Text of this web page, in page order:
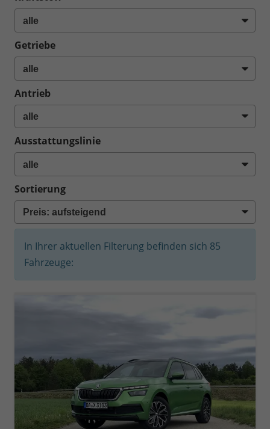
Getriebe
Antrieb
Ausstattungslinie
Sortierung
In Ihrer aktuellen Filterung befinden sich 85
Fahrzeuge: